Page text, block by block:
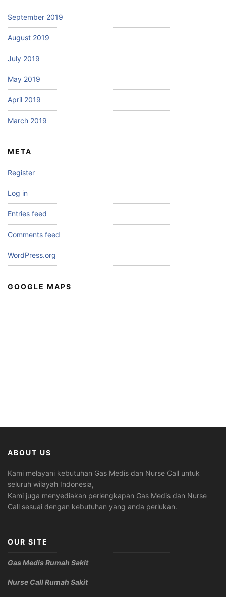
September 2019
August 2019
July 2019
May 2019
April 2019
March 2019
META
Register
Log in
Entries feed
Comments feed
WordPress.org
GOOGLE MAPS
ABOUT US
Kami melayani kebutuhan Gas Medis dan Nurse Call untuk
seluruh wilayah Indonesia,
Kami juga menyediakan perlengkapan Gas Medis dan Nurse
Call sesuai dengan kebutuhan yang anda perlukan.
OUR SITE
Gas Medis Rumah Sakit
Nurse Call Rumah Sakit